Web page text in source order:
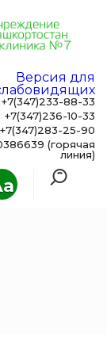
Версия для
+7(347)233-88-33
+7(347)236-10-33
+7(347)283-25-90
(горячая
линия)